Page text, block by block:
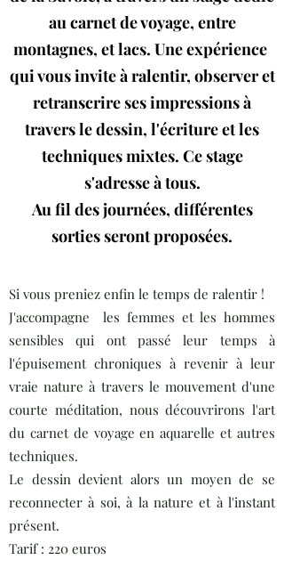
au carnet de voyage, entre
montagnes, et lacs. Une expérience
qui vous invite à ralentir, observer et
retranscrire ses impressions à
travers le dessin, l'écriture et les
techniques mixtes. Ce stage
s'adresse à tous.
Au fil des journées, différentes
sorties seront proposées.
Si vous preniez enfin le temps de ralentir !
J'accompagne les femmes et les hommes
sensibles qui ont passé leur temps à
l'épuisement chroniques à revenir à leur
vraie nature à travers le mouvement d'une
courte méditation, nous découvrirons l'art
du carnet de voyage en aquarelle et autres
techniques.
Le dessin devient alors un moyen de se
reconnecter à soi, à la nature et à l'instant
présent.
Tarif : 220 euros